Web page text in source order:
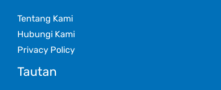
Tentang Kami
Hubungi Kami
Privacy Policy
Tautan